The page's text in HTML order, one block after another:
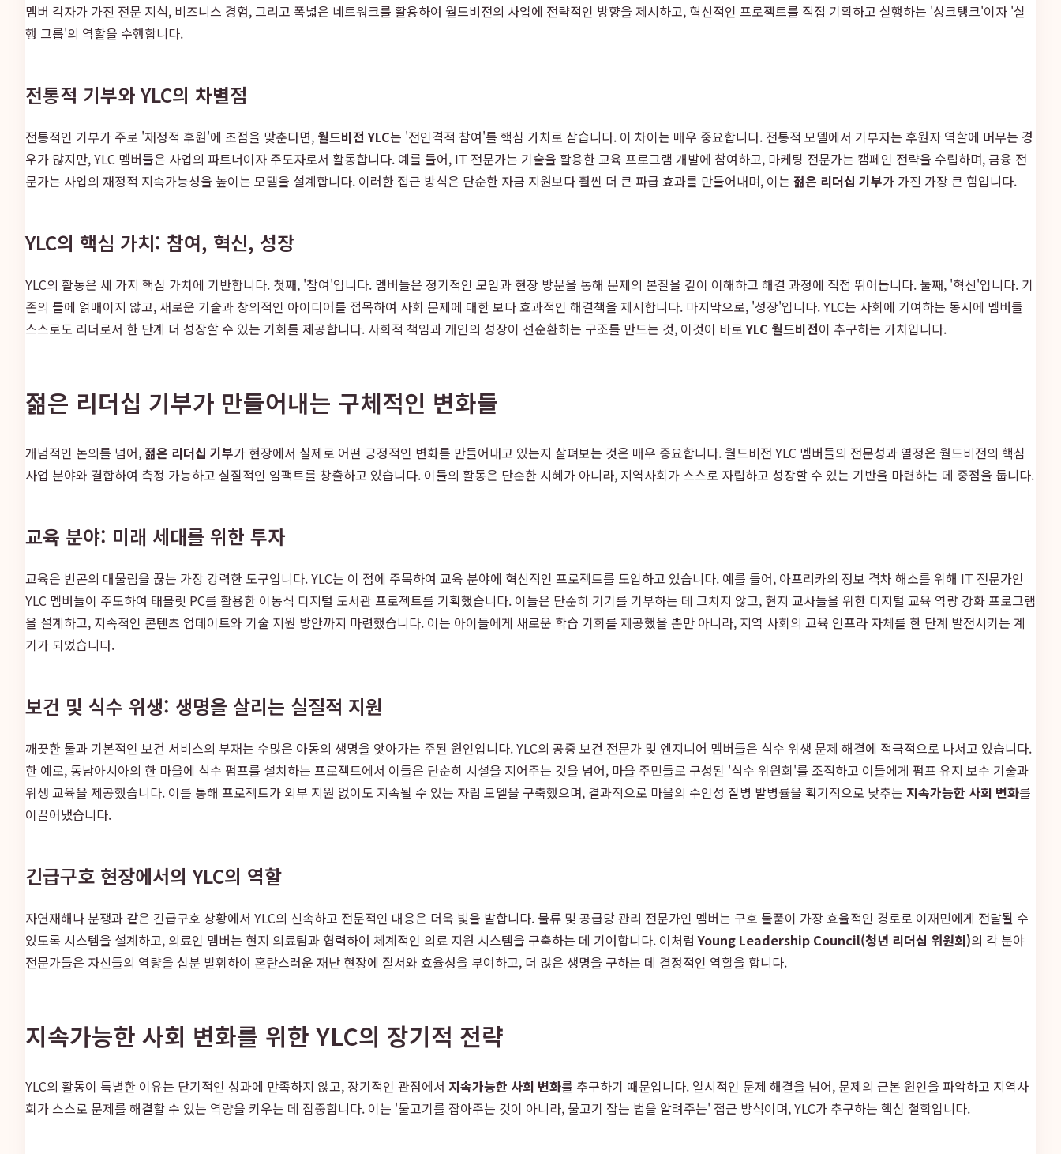
멤버 각자가 가진 전문 지식, 비즈니스 경험, 그리고 폭넓은 네트워크를 활용하여 월드비전의 사업에 전략적인 방향을 제시하고, 혁신적인 프로젝트를 직접 기획하고 실행하는 '싱크탱크'이자 '실
행 그룹'의 역할을 수행합니다.
전통적 기부와 YLC의 차별점
전통적인 기부가 주로 '재정적 후원'에 초점을 맞춘다면, 월드비전 YLC는 '전인격적 참여'를 핵심 가치로 삼습니다. 이 차이는 매우 중요합니다. 전통적 모델에서 기부자는 후원자 역할에 머무는 경
우가 많지만, YLC 멤버들은 사업의 파트너이자 주도자로서 활동합니다. 예를 들어, IT 전문가는 기술을 활용한 교육 프로그램 개발에 참여하고, 마케팅 전문가는 캠페인 전략을 수립하며, 금융 전
문가는 사업의 재정적 지속가능성을 높이는 모델을 설계합니다. 이러한 접근 방식은 단순한 자금 지원보다 훨씬 더 큰 파급 효과를 만들어내며, 이는 젊은 리더십 기부가 가진 가장 큰 힘입니다.
YLC의 핵심 가치: 참여, 혁신, 성장
YLC의 활동은 세 가지 핵심 가치에 기반합니다. 첫째, '참여'입니다. 멤버들은 정기적인 모임과 현장 방문을 통해 문제의 본질을 깊이 이해하고 해결 과정에 직접 뛰어듭니다. 둘째, '혁신'입니다. 기
존의 틀에 얽매이지 않고, 새로운 기술과 창의적인 아이디어를 접목하여 사회 문제에 대한 보다 효과적인 해결책을 제시합니다. 마지막으로, '성장'입니다. YLC는 사회에 기여하는 동시에 멤버들
스스로도 리더로서 한 단계 더 성장할 수 있는 기회를 제공합니다. 사회적 책임과 개인의 성장이 선순환하는 구조를 만드는 것, 이것이 바로YLC 월드비전이 추구하는 가치입니다.
젊은 리더십 기부가 만들어내는 구체적인 변화들
개념적인 논의를 넘어,젊은 리더십 기부가 현장에서 실제로 어떤 긍정적인 변화를 만들어내고 있는지 살펴보는 것은 매우 중요합니다. 월드비전 YLC 멤버들의 전문성과 열정은 월드비전의 핵심
사업 분야와 결합하여 측정 가능하고 실질적인 임팩트를 창출하고 있습니다. 이들의 활동은 단순한 시혜가 아니라, 지역사회가 스스로 자립하고 성장할 수 있는 기반을 마련하는 데 중점을 둡니다.
교육 분야: 미래 세대를 위한 투자
교육은 빈곤의 대물림을 끊는 가장 강력한 도구입니다. YLC는 이 점에 주목하여 교육 분야에 혁신적인 프로젝트를 도입하고 있습니다. 예를 들어, 아프리카의 정보 격차 해소를 위해 IT 전문가인
YLC 멤버들이 주도하여 태블릿 PC를 활용한 이동식 디지털 도서관 프로젝트를 기획했습니다. 이들은 단순히 기기를 기부하는 데 그치지 않고, 현지 교사들을 위한 디지털 교육 역량 강화 프로그램
을 설계하고, 지속적인 콘텐츠 업데이트와 기술 지원 방안까지 마련했습니다. 이는 아이들에게 새로운 학습 기회를 제공했을 뿐만 아니라, 지역 사회의 교육 인프라 자체를 한 단계 발전시키는 계
기가 되었습니다.
보건 및 식수 위생: 생명을 살리는 실질적 지원
깨끗한 물과 기본적인 보건 서비스의 부재는 수많은 아동의 생명을 앗아가는 주된 원인입니다. YLC의 공중 보건 전문가 및 엔지니어 멤버들은 식수 위생 문제 해결에 적극적으로 나서고 있습니다.
한 예로, 동남아시아의 한 마을에 식수 펌프를 설치하는 프로젝트에서 이들은 단순히 시설을 지어주는 것을 넘어, 마을 주민들로 구성된 '식수 위원회'를 조직하고 이들에게 펌프 유지 보수 기술과
위생 교육을 제공했습니다. 이를 통해 프로젝트가 외부 지원 없이도 지속될 수 있는 자립 모델을 구축했으며, 결과적으로 마을의 수인성 질병 발병률을 획기적으로 낮추는 지속가능한 사회 변화를
이끌어냈습니다.
긴급구호 현장에서의 YLC의 역할
자연재해나 분쟁과 같은 긴급구호 상황에서 YLC의 신속하고 전문적인 대응은 더욱 빛을 발합니다. 물류 및 공급망 관리 전문가인 멤버는 구호 물품이 가장 효율적인 경로로 이재민에게 전달될 수
있도록 시스템을 설계하고, 의료인 멤버는 현지 의료팀과 협력하여 체계적인 의료 지원 시스템을 구축하는 데 기여합니다. 이처럼Young Leadership Council(청년 리더십 위원회)의 각 분야
전문가들은 자신들의 역량을 십분 발휘하여 혼란스러운 재난 현장에 질서와 효율성을 부여하고, 더 많은 생명을 구하는 데 결정적인 역할을 합니다.
지속가능한 사회 변화를 위한 YLC의 장기적 전략
YLC의 활동이 특별한 이유는 단기적인 성과에 만족하지 않고, 장기적인 관점에서 지속가능한 사회 변화를 추구하기 때문입니다. 일시적인 문제 해결을 넘어, 문제의 근본 원인을 파악하고 지역사
회가 스스로 문제를 해결할 수 있는 역량을 키우는 데 집중합니다. 이는 '물고기를 잡아주는 것이 아니라, 물고기 잡는 법을 알려주는' 접근 방식이며, YLC가 추구하는 핵심 철학입니다.